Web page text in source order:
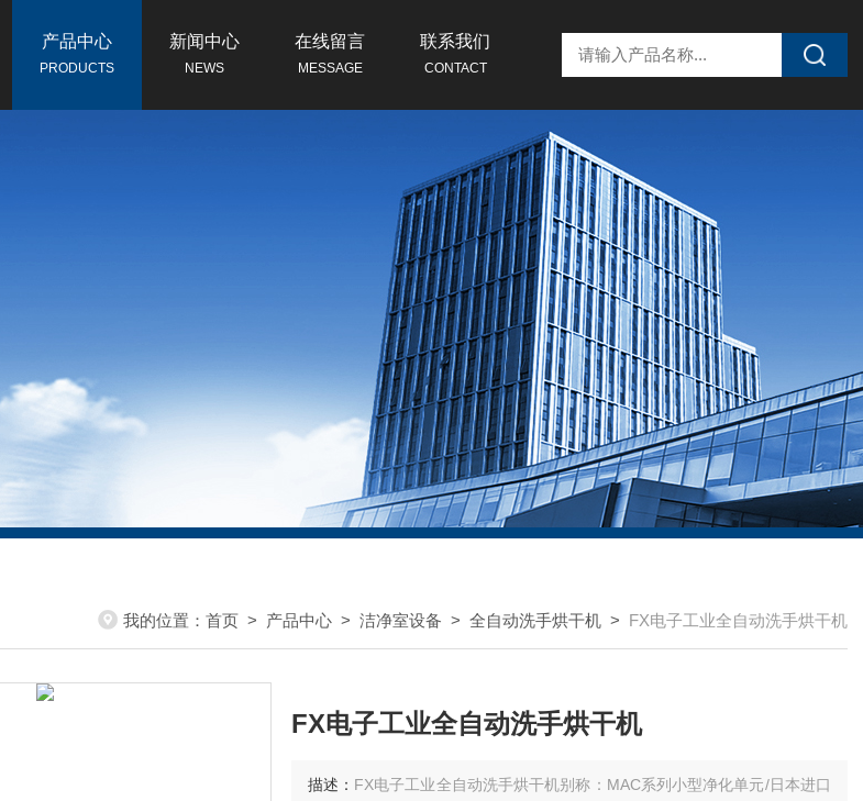
产品中心
PRODUCTS
新闻中心
NEWS
在线留言
MESSAGE
联系我们
CONTACT
我的位置： 首页 > 产品中心 > 洁净室设备 > 全自动洗手烘干机 > FX电子工业全自动洗手烘干机
FX电子工业全自动洗手烘干机
描述： FX电子工业全自动洗手烘干机别称：MAC系列小型净化单元/日本进口